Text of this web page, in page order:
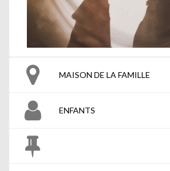
MAISON DE LA FAMILLE
ENFANTS